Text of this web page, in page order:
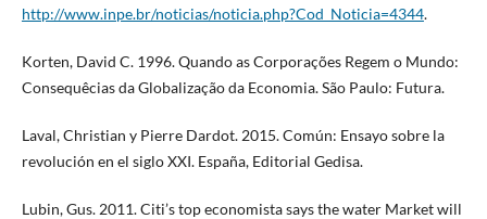
http://www.inpe.br/noticias/noticia.php?Cod_Noticia=4344.
Korten, David C. 1996. Quando as Corporações Regem o Mundo:
Consequêcias da Globalização da Economia. São Paulo: Futura.
Laval, Christian y Pierre Dardot. 2015. Común: Ensayo sobre la
revolución en el siglo XXI. España, Editorial Gedisa.
Lubin, Gus. 2011. Citi’s top economista says the water Market will